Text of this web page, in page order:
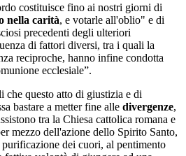
costituisce fino ai nostri giorni di
nella carità, e votarle all'oblio" e di
precedenti degli ulteriori
di fattori diversi, tra i quali la
reciproche, hanno infine condotta
ecclesiale”.
che questo atto di giustizia e di
bastare a metter fine alle divergenze,
tra la Chiesa cattolica romana e
mezzo dell'azione dello Spirito Santo,
purificazione dei cuori, al pentimento